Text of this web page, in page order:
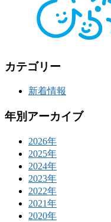
カテゴリー
新着情報
年別アーカイブ
2026年
2025年
2024年
2023年
2022年
2021年
2020年